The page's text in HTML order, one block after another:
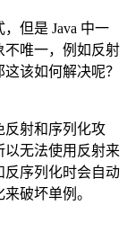
但是 Java 中一
不唯一，例如反射
该如何解决呢？
反射和序列化攻
以无法使用反射来
反序列化时会自动
破坏单例。